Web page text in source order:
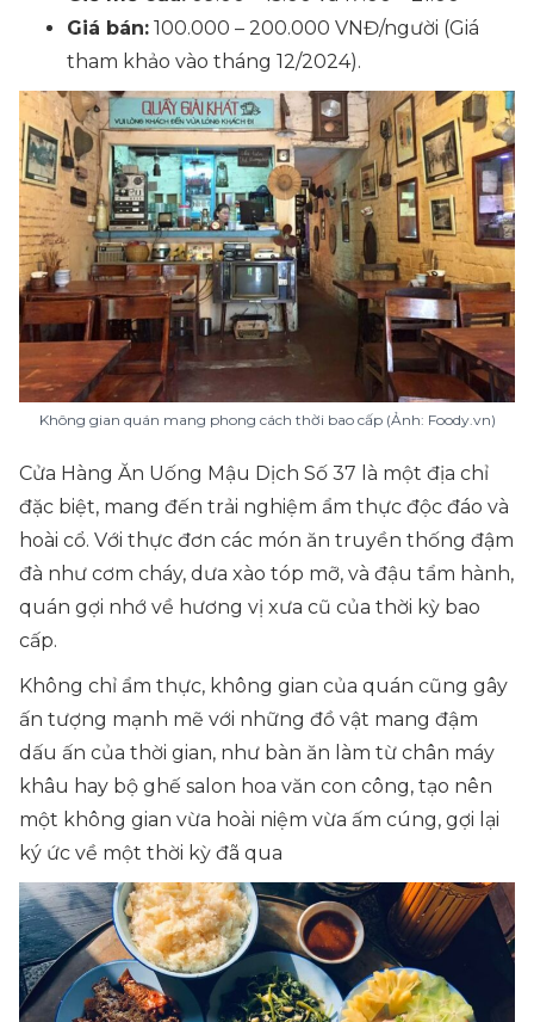
Giá bán: 100.000 – 200.000 VNĐ/người (Giá
tham khảo vào tháng 12/2024).
Không gian quán mang phong cách thời bao cấp (Ảnh: Foody.vn)
Cửa Hàng Ăn Uống Mậu Dịch Số 37 là một địa chỉ
đặc biệt, mang đến trải nghiệm ẩm thực độc đáo và
hoài cổ. Với thực đơn các món ăn truyền thống đậm
đà như cơm cháy, dưa xào tóp mỡ, và đậu tẩm hành,
quán gợi nhớ về hương vị xưa cũ của thời kỳ bao
cấp.
Không chỉ ẩm thực, không gian của quán cũng gây
ấn tượng mạnh mẽ với những đồ vật mang đậm
dấu ấn của thời gian, như bàn ăn làm từ chân máy
khâu hay bộ ghế salon hoa văn con công, tạo nên
một không gian vừa hoài niệm vừa ấm cúng, gợi lại
ký ức về một thời kỳ đã qua